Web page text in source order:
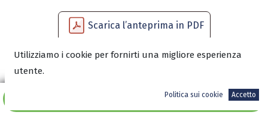
Aggiungi al carrello
Scarica l’anteprima in PDF
Utilizziamo i cookie per fornirti una migliore esperienza
utente.
Politica sui cookie Accetto